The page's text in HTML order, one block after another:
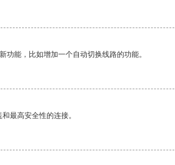
能，比如增加一个自动切换线路的功能。
最高安全性的连接。